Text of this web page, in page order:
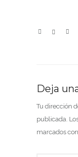
Deja
Tu dirección
publicada.
marcados con